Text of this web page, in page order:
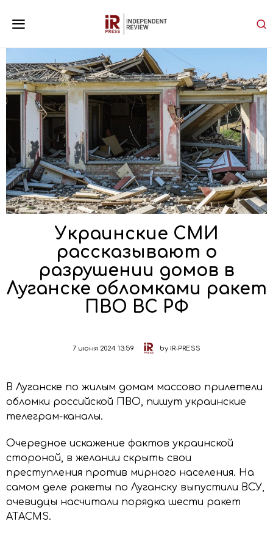
Украинские СМИ
рассказывают о
разрушении домов в
Луганске обломками ракет
ПВО ВС РФ
7 июня 2024 13:59 by IR-PRESS
В Луганске по жилым домам массово прилетели
обломки российской ПВО, пишут украинские
телеграм-каналы.
Очередное искажение фактов украинской
стороной, в желании скрыть свои
преступления против мирного населения. На
самом деле ракеты по Луганску выпустили ВСУ,
очевидцы насчитали порядка шести ракет
ATACMS.